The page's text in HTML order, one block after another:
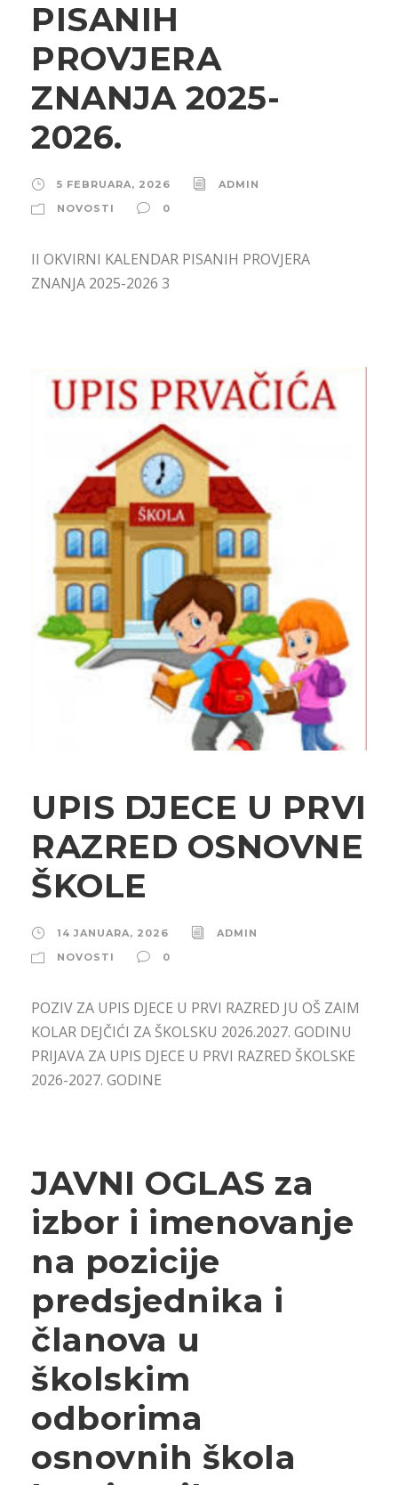
PISANIH
PROVJERA
ZNANJA 2025-
2026.
5 FEBRUARA, 2026
ADMIN
NOVOSTI
0
II OKVIRNI KALENDAR PISANIH PROVJERA
ZNANJA 2025-2026 3
UPIS DJECE U PRVI
RAZRED OSNOVNE
ŠKOLE
14 JANUARA, 2026
ADMIN
NOVOSTI
0
POZIV ZA UPIS DJECE U PRVI RAZRED JU OŠ ZAIM
KOLAR DEJČIĆI ZA ŠKOLSKU 2026.2027. GODINU
PRIJAVA ZA UPIS DJECE U PRVI RAZRED ŠKOLSKE
2026-2027. GODINE
JAVNI OGLAS za
izbor i imenovanje
na pozicije
predsjednika i
članova u
školskim
odborima
osnovnih škola